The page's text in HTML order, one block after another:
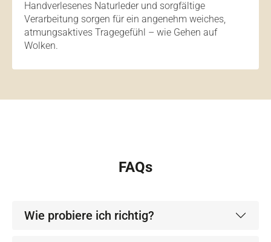
Handverlesenes Naturleder und sorgfältige
Verarbeitung sorgen für ein angenehm weiches,
atmungsaktives Tragegefühl – wie Gehen auf
Wolken.
FAQs
Wie probiere ich richtig?